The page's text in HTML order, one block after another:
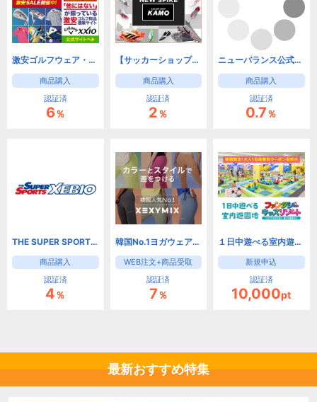
激安ゴルフウェア・ゴルフクラブの有賀園ゴルフオンラインAGO
商品購入
認証済
6％
【サッカーショップ】KAMO
商品購入
認証済
2％
ニューバランス公式オンラインストア
商品購入
認証済
0.7％
THE SUPER SPORTS XEBIO スーパースポーツゼビオ
商品購入
認証済
4％
韓国No.1ヨガウェアブランド【XEXYMIX】
WEB注文+商品受取
認証済
7％
１日中遊べる室内遊園地 ファンタジーキッズリゾート
新規申込
認証済
10,000pt
最新おすすめ特集